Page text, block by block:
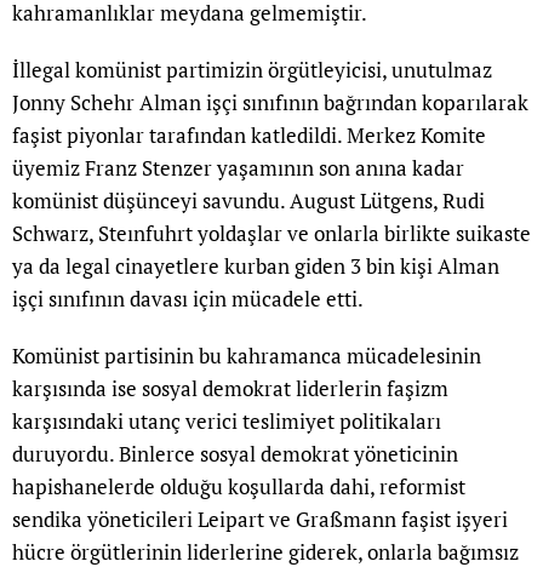
kahramanlıklar meydana gelmemiştir.
İllegal komünist partimizin örgütleyicisi, unutulmaz
Jonny Schehr Alman işçi sınıfının bağrından koparılarak
faşist piyonlar tarafından katledildi. Merkez Komite
üyemiz Franz Stenzer yaşamının son anına kadar
komünist düşünceyi savundu. August Lütgens, Rudi
Schwarz, Steınfuhrt yoldaşlar ve onlarla birlikte suikaste
ya da legal cinayetlere kurban giden 3 bin kişi Alman
işçi sınıfının davası için mücadele etti.
Komünist partisinin bu kahramanca mücadelesinin
karşısında ise sosyal demokrat liderlerin faşizm
karşısındaki utanç verici teslimiyet politikaları
duruyordu. Binlerce sosyal demokrat yöneticinin
hapishanelerde olduğu koşullarda dahi, reformist
sendika yöneticileri Leipart ve Graßmann faşist işyeri
hücre örgütlerinin liderlerine giderek, onlarla bağımsız